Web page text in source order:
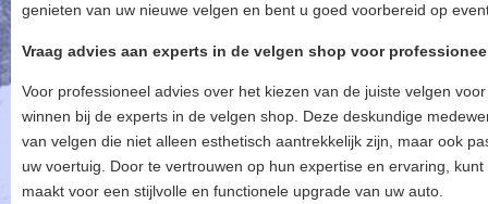
genieten van uw nieuwe velgen en bent u goed voorbereid op
Vraag advies aan experts in de velgen shop voor
Voor professioneel advies over het kiezen van de juiste velgen
winnen bij de experts in de velgen shop. Deze deskundige
van velgen die niet alleen esthetisch aantrekkelijk zijn, maar ook
uw voertuig. Door te vertrouwen op hun expertise en ervaring,
maakt voor een stijlvolle en functionele upgrade van uw auto.